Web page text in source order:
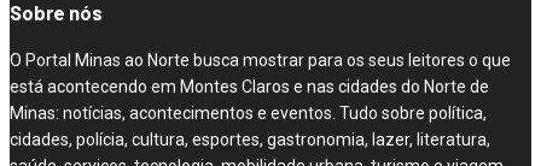
Sobre nós
O Portal Minas ao Norte busca mostrar para os seus leitores o que
está acontecendo em Montes Claros e nas cidades do Norte de
Minas: notícias, acontecimentos e eventos. Tudo sobre política,
cidades, polícia, cultura, esportes, gastronomia, lazer, literatura,